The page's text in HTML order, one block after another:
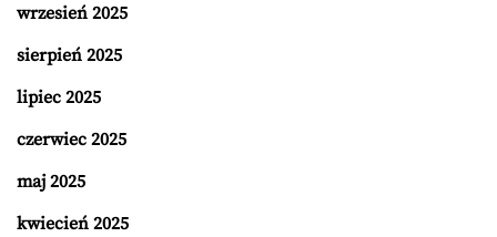
wrzesień 2025
sierpień 2025
lipiec 2025
czerwiec 2025
maj 2025
kwiecień 2025